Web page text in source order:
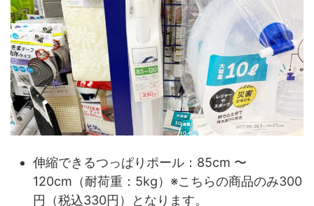
伸縮できるつっぱりポール：85cm 〜
120cm（耐荷重：5kg）※こちらの商品のみ300
円（税込330円）となります。